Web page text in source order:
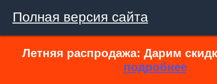
Полная версия сайта
Летняя распродажа: Дарим
подробнее